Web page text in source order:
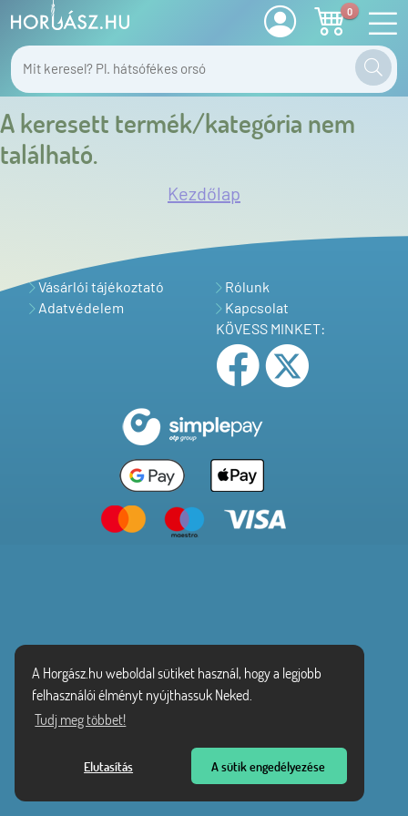
A Horgász.hu weboldal sütiket használ, hogy a legjobb
felhasználói élményt nyújthassuk Neked.
Tudj meg többet!
Elutasítás A sütik engedélyezése
0
A keresett termék/kategória nem
található.
Kezdőlap
Vásárlói tájékoztató
Adatvédelem
Rólunk
Kapcsolat
KÖVESS MINKET: